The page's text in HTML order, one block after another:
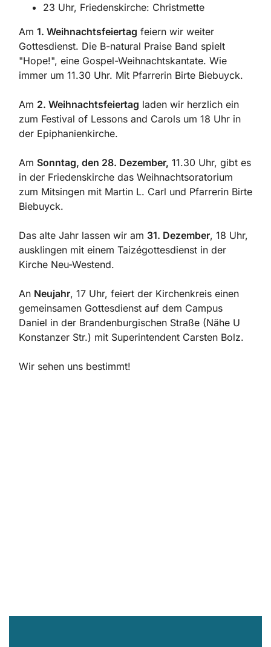
23 Uhr, Friedenskirche: Christmette
Am 1. Weihnachtsfeiertag feiern wir weiter
Gottesdienst. Die B-natural Praise Band spielt
"Hope!", eine Gospel-Weihnachtskantate. Wie
immer um 11.30 Uhr. Mit Pfarrerin Birte Biebuyck.
Am 2. Weihnachtsfeiertag laden wir herzlich ein
zum Festival of Lessons and Carols um 18 Uhr in
der Epiphanienkirche.
Am Sonntag, den 28. Dezember, 11.30 Uhr, gibt es
in der Friedenskirche das Weihnachtsoratorium
zum Mitsingen mit Martin L. Carl und Pfarrerin Birte
Biebuyck.
Das alte Jahr lassen wir am 31. Dezember, 18 Uhr,
ausklingen mit einem Taizégottesdienst in der
Kirche Neu-Westend.
An Neujahr, 17 Uhr, feiert der Kirchenkreis einen
gemeinsamen Gottesdienst auf dem Campus
Daniel in der Brandenburgischen Straße (Nähe U
Konstanzer Str.) mit Superintendent Carsten Bolz.
Wir sehen uns bestimmt!